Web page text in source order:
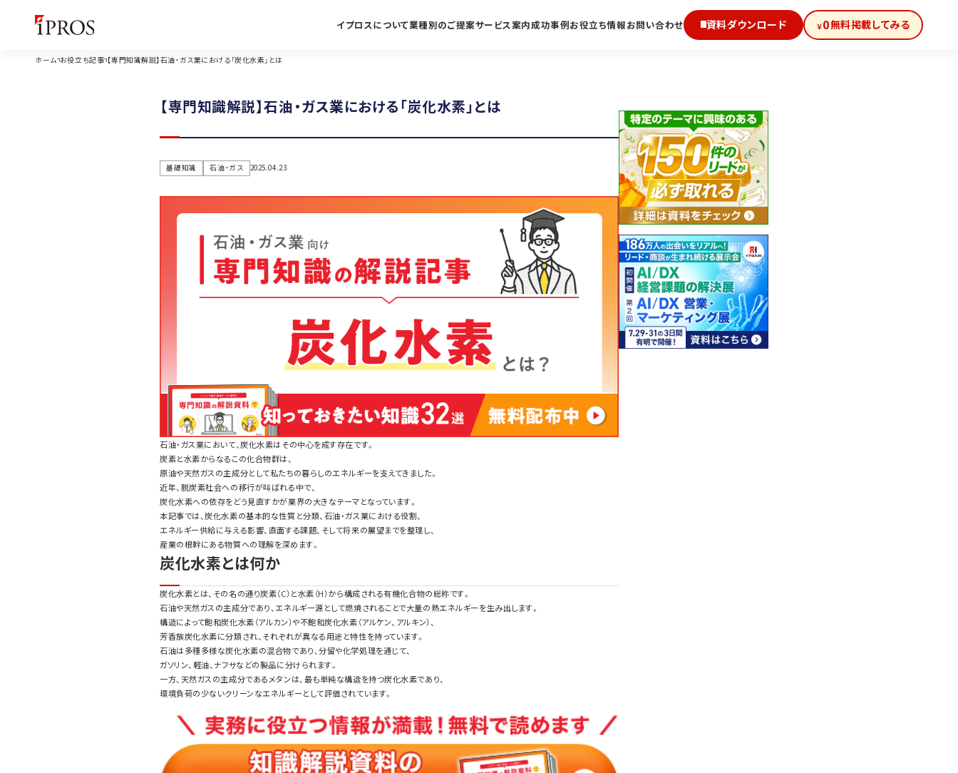
イプロスについて業種別のご提案サービス案内成功事例お役立ち情報お問い合わせ 資料ダウンロード ￥0無料掲載してみる
ホーム お役立ち記事 【専門知識解説】石油・ガス業における「炭化水素」とは
【専門知識解説】石油・ガス業における「炭化水素」とは
基礎知識 石油・ガス 2025.04.23
石油・ガス業において、炭化水素はその中心を成す存在です。
炭素と水素からなるこの化合物群は、
原油や天然ガスの主成分として私たちの暮らしのエネルギーを支えてきました。
近年、脱炭素社会への移行が叫ばれる中で、
炭化水素への依存をどう見直すかが業界の大きなテーマとなっています。
本記事では、炭化水素の基本的な性質と分類、石油・ガス業における役割、
エネルギー供給に与える影響、直面する課題、そして将来の展望までを整理し、
産業の根幹にある物質への理解を深めます。
炭化水素とは何か
炭化水素とは、その名の通り炭素（C）と水素（H）から構成される有機化合物の総称です。
石油や天然ガスの主成分であり、エネルギー源として燃焼されることで大量の熱エネルギーを生み出します。
構造によって飽和炭化水素（アルカン）や不飽和炭化水素（アルケン、アルキン）、
芳香族炭化水素に分類され、それぞれが異なる用途と特性を持っています。
石油は多種多様な炭化水素の混合物であり、分留や化学処理を通じて、
ガソリン、軽油、ナフサなどの製品に分けられます。
一方、天然ガスの主成分であるメタンは、最も単純な構造を持つ炭化水素であり、
環境負荷の少ないクリーンなエネルギーとして評価されています。